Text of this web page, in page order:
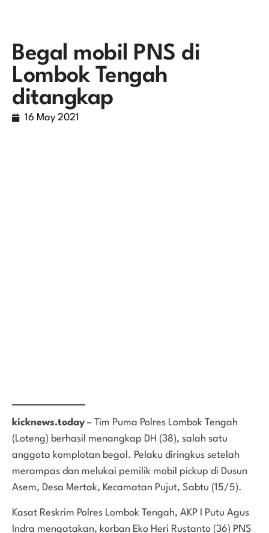
Begal mobil PNS di
Lombok Tengah
ditangkap
16 May 2021
kicknews.today – Tim Puma Polres Lombok Tengah
(Loteng) berhasil menangkap DH (38), salah satu
anggota komplotan begal. Pelaku diringkus setelah
merampas dan melukai pemilik mobil pickup di Dusun
Asem, Desa Mertak, Kecamatan Pujut, Sabtu (15/5).
Kasat Reskrim Polres Lombok Tengah, AKP I Putu Agus
Indra mengatakan, korban Eko Heri Rustanto (36) PNS